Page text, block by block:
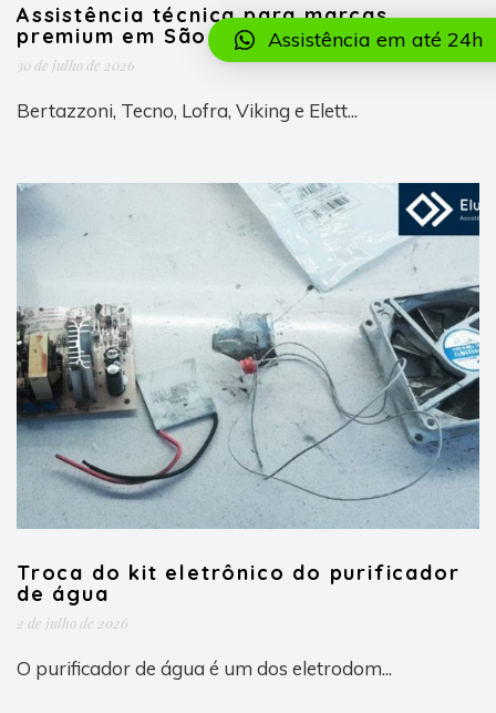
Assistência técnica para marcas
premium em São Paulo
30 de julho de 2026
Bertazzoni, Tecno, Lofra, Viking e Elett...
Troca do kit eletrônico do purificador
de água
2 de julho de 2026
O purificador de água é um dos eletrodom...
Assistência em até 24h